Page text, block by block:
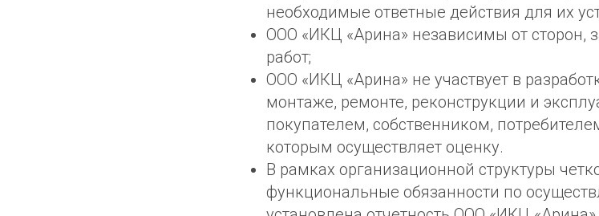
необходимые ответные действия для их
ООО «ИКЦ «Арина» независимы от сторон,
работ;
ООО «ИКЦ «Арина» не участвует в
монтаже, ремонте, реконструкции и
покупателем, собственником,
которым осуществляет оценку.
В рамках организационной структуры
функциональные обязанности по